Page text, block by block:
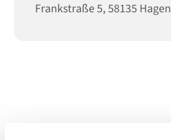
Frankstraße 5, 58135 Hagen